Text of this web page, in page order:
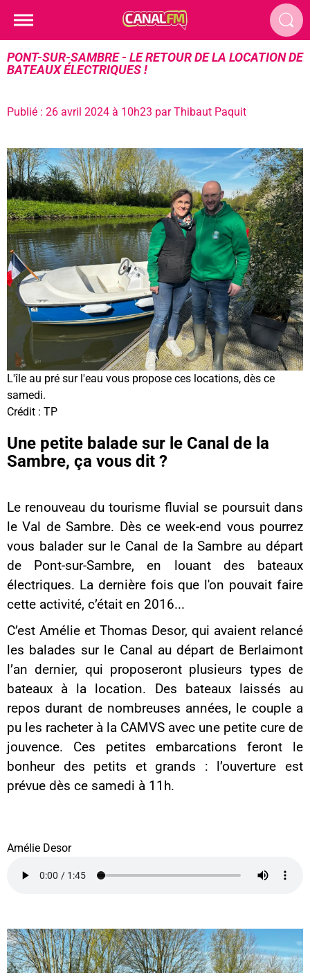
PONT-SUR-SAMBRE - LE RETOUR DE LA LOCATION DE
BATEAUX ÉLECTRIQUES !
Publié : 26 avril 2024 à 10h23 par Thibaut Paquit
L'île au pré sur l'eau vous propose ces locations, dès ce
samedi.
Crédit : TP
Une petite balade sur le Canal de la
Sambre, ça vous dit ?
Le renouveau du tourisme fluvial se poursuit dans
le Val de Sambre. Dès ce week-end vous pourrez
vous balader sur le Canal de la Sambre au départ
de Pont-sur-Sambre, en louant des bateaux
électriques. La dernière fois que l'on pouvait faire
cette activité, c’était en 2016...
C’est Amélie et Thomas Desor, qui avaient relancé
les balades sur le Canal au départ de Berlaimont
l’an dernier, qui proposeront plusieurs types de
bateaux à la location. Des bateaux laissés au
repos durant de nombreuses années, le couple a
pu les racheter à la CAMVS avec une petite cure de
jouvence. Ces petites embarcations feront le
bonheur des petits et grands : l’ouverture est
prévue dès ce samedi à 11h.
Amélie Desor